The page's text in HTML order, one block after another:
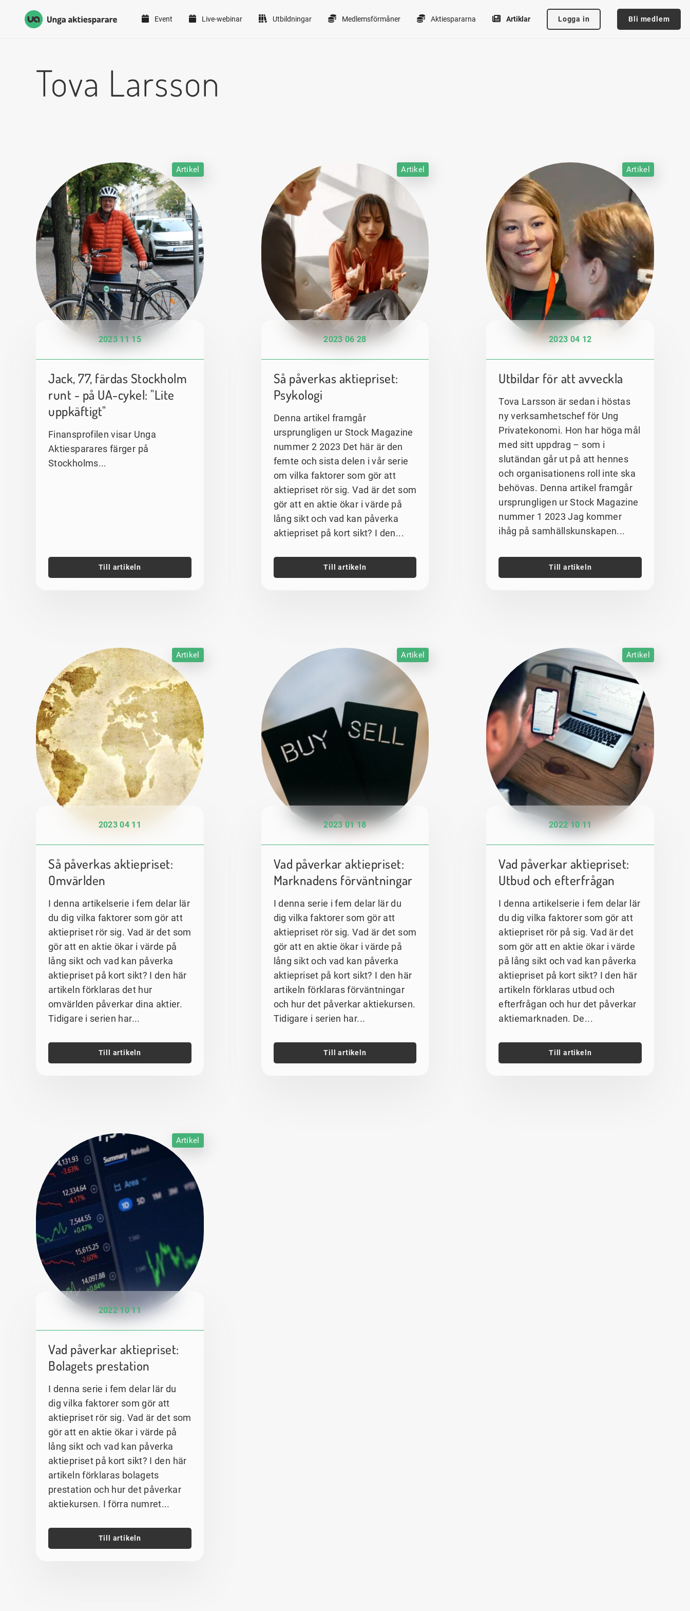
Unga Aktiesparare
Event Live-webinar Utbildningar Medlemsförmåner Aktiespararna Artiklar Logga in Bli medlem
Tova Larsson
Artikel
2023 11 15
Jack, 77, färdas Stockholm
runt - på UA-cykel: "Lite
uppkäftigt"
Finansprofilen visar Unga
Aktiesparares färger på
Stockholms...
Till artikeln
Artikel
2023 06 28
Så påverkas aktiepriset:
Psykologi
Denna artikel framgår
ursprungligen ur Stock Magazine
nummer 2 2023 Det här är den
femte och sista delen i vår serie
om vilka faktorer som gör att
aktiepriset rör sig. Vad är det som
gör att en aktie ökar i värde på
lång sikt och vad kan påverka
aktiepriset på kort sikt? I den...
Till artikeln
Artikel
2023 04 12
Utbildar för att avveckla
Tova Larsson är sedan i höstas
ny verksamhetschef för Ung
Privatekonomi. Hon har höga mål
med sitt uppdrag – som i
slutändan går ut på att hennes
och organisationens roll inte ska
behövas. Denna artikel framgår
ursprungligen ur Stock Magazine
nummer 1 2023 Jag kommer
ihåg på samhällskunskapen...
Till artikeln
Artikel
2023 04 11
Så påverkas aktiepriset:
Omvärlden
I denna artikelserie i fem delar lär
du dig vilka faktorer som gör att
aktiepriset rör sig. Vad är det som
gör att en aktie ökar i värde på
lång sikt och vad kan påverka
aktiepriset på kort sikt? I den här
artikeln förklaras det hur
omvärlden påverkar dina aktier.
Tidigare i serien har...
Till artikeln
Artikel
2023 01 18
Vad påverkar aktiepriset:
Marknadens förväntningar
I denna serie i fem delar lär du
dig vilka faktorer som gör att
aktiepriset rör sig. Vad är det som
gör att en aktie ökar i värde på
lång sikt och vad kan påverka
aktiepriset på kort sikt? I den här
artikeln förklaras förväntningar
och hur det påverkar aktiekursen.
Tidigare i serien har...
Till artikeln
Artikel
2022 10 11
Vad påverkar aktiepriset:
Utbud och efterfrågan
I denna artikelserie i fem delar lär
du dig vilka faktorer som gör att
aktiepriset rör på sig. Vad är det
som gör att en aktie ökar i värde
på lång sikt och vad kan påverka
aktiepriset på kort sikt? I den här
artikeln förklaras utbud och
efterfrågan och hur det påverkar
aktiemarknaden. De...
Till artikeln
Artikel
2022 10 11
Vad påverkar aktiepriset:
Bolagets prestation
I denna serie i fem delar lär du
dig vilka faktorer som gör att
aktiepriset rör sig. Vad är det som
gör att en aktie ökar i värde på
lång sikt och vad kan påverka
aktiepriset på kort sikt? I den här
artikeln förklaras bolagets
prestation och hur det påverkar
aktiekursen. I förra numret...
Till artikeln